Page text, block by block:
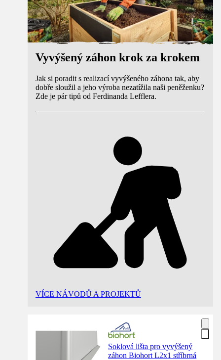
Vyvýšený záhon krok za krokem
Jak si poradit s realizací vyvýšeného záhona tak, aby
dobře sloužil a jeho výroba nezatížila naši peněženku?
Zde je pár tipů od Ferdinanda Lefflera.
VÍCE NÁVODŮ A PROJEKTŮ
Soklová lišta pro vyvýšený
záhon Biohort L2x1 stříbrná